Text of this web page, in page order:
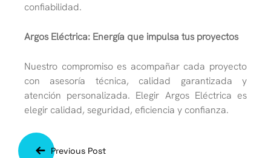
confiabilidad.
Argos Eléctrica: Energía que impulsa tus proyectos
Nuestro compromiso es acompañar cada proyecto
con asesoría técnica, calidad garantizada y
atención personalizada. Elegir Argos Eléctrica es
elegir calidad, seguridad, eficiencia y confianza.
Previous Post